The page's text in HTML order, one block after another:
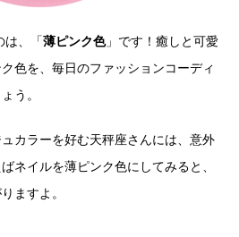
は、「薄ピンク色」です！癒しと可愛
色を、毎日のファッションコーディ
う。
カラーを好む天秤座さんには、意外
ネイルを薄ピンク色にしてみると、
ますよ。